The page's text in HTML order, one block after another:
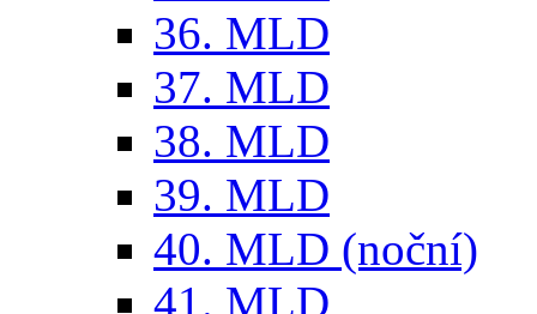
36. MLD
37. MLD
38. MLD
39. MLD
40. MLD (noční)
41. MLD